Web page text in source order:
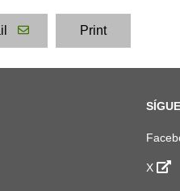
Print
X